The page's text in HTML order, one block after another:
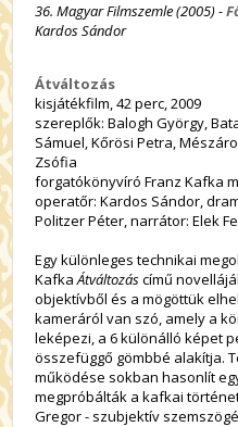
36. Magyar Filmszemle (2005) -
Kardos Sándor
Átváltozás
kisjátékfilm, 42 perc, 2009
szereplők: Balogh György,
Sámuel, Kőrösi Petra,
Zsófia
forgatókönyvíró Franz Kafka
operatőr: Kardos Sándor,
Politzer Péter, narrátor: Elek
Egy különleges technikai
KafkaÁtváltozáscímű
objektívből és a mögöttük
kameráról van szó, amely a
leképezi, a 6 különálló képet
összefüggő gömbbé alakítja.
működése sokban hasonlít
megpróbálták a kafkai
Gregor - szubjektív